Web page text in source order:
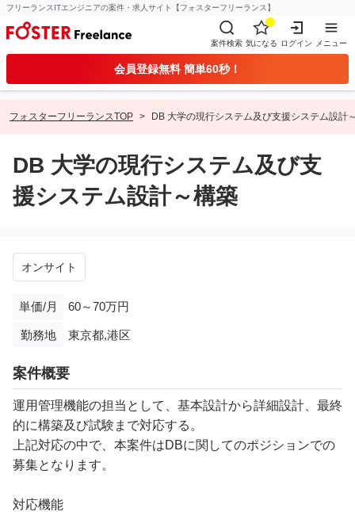
フリーランスITエンジニアの案件・求人サイト【フォスターフリーランス】
案件検索 気になる ログイン メニュー
会員登録無料 簡単60秒！
フォスターフリーランスTOP DB 大学の現行システム及び支援システム設計
DB 大学の現行システム及び支
援システム設計～構築
オンサイト
単価/月 60～70万円
勤務地 東京都,港区
案件概要
運用管理機能の担当として、基本設計から詳細設計、最終
的に構築及び試験まで対応する。
上記対応の中で、本案件はDBに関してのポジションでの
募集となります。
対応機能